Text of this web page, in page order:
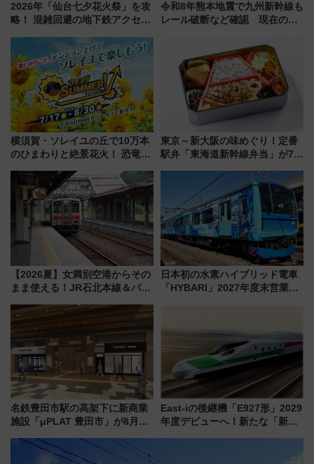
2026年「仙台七夕花火祭」を攻
略！ 混雑回避の地下鉄アクセス
火前に楽しむ仙台観光ルートま
で解説！
令和8年熊本地震で九州新幹線も
レール破断など確認 現在の運
横須賀・ソレイユの丘で10万本
のひまわりと絶景花火！ 恐竜や
帰りお出かけ最新情報（2026年
7月17日～開催）
東京～新大阪の味めぐり！定番
駅弁「東海道新幹線弁当」が7月
【2026夏】女満別空港からその
まま使える！JR石北本線＆バス
ーパス」でおトクに道東観光
（8/3発売）
日本初の水素ハイブリッド電車
「HYBARI」2027年度末営業運
名鉄豊田市駅の高架下に新商業
施設「μPLAT 豊田市」が8月26
たな玄関口へ
East-iの後継機「E927形」2029
年度デビューへ！新たな「新幹